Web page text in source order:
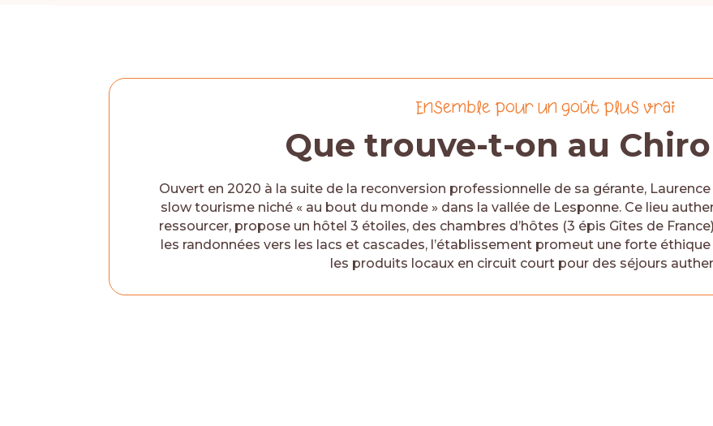
Ensemble pour un goût plus vrai
Que trouve-t-on au
Ouvert en 2020 à la suite de la reconversion professionnelle de sa gérante,
slow tourisme niché « au bout du monde » dans la vallée de Lesponne. Ce lieu
ressourcer, propose un hôtel 3 étoiles, des chambres d’hôtes (3 épis Gîtes de
les randonnées vers les lacs et cascades, l’établissement promeut une forte
les produits locaux en circuit court pour des séjours